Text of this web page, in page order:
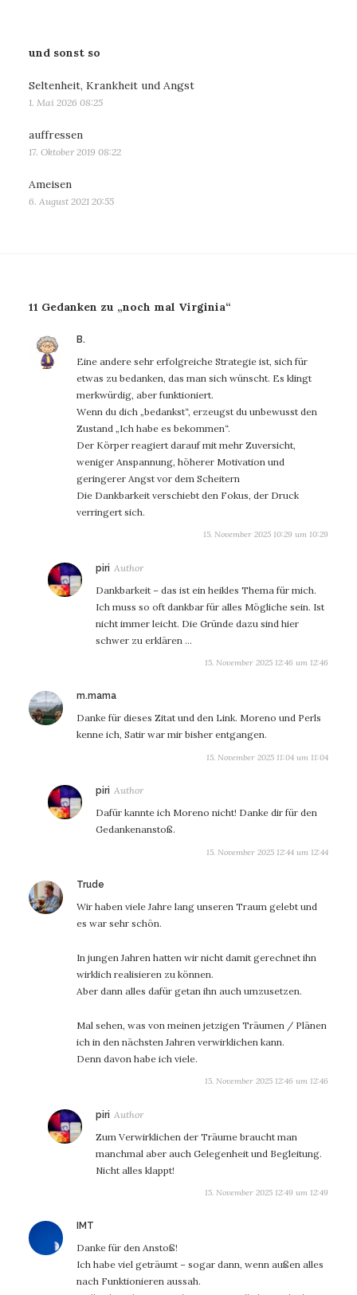
und sonst so
Seltenheit, Krankheit und Angst
1. Mai 2026 08:25
auffressen
17. Oktober 2019 08:22
Ameisen
6. August 2021 20:55
11 Gedanken zu „noch mal Virginia“
B.
Eine andere sehr erfolgreiche Strategie ist, sich für
etwas zu bedanken, das man sich wünscht. Es klingt
merkwürdig, aber funktioniert.
Wenn du dich „bedankst“, erzeugst du unbewusst den
Zustand „Ich habe es bekommen“.
Der Körper reagiert darauf mit mehr Zuversicht,
weniger Anspannung, höherer Motivation und
geringerer Angst vor dem Scheitern
Die Dankbarkeit verschiebt den Fokus, der Druck
verringert sich.
15. November 2025 10:29 um 10:29
piri sagt:
Dankbarkeit – das ist ein heikles Thema für mich.
Ich muss so oft dankbar für alles Mögliche sein. Ist
nicht immer leicht. Die Gründe dazu sind hier
schwer zu erklären …
15. November 2025 12:46 um 12:46
m.mamasagt:
Danke für dieses Zitat und den Link. Moreno und Perls
kenne ich, Satir war mir bisher entgangen.
15. November 2025 11:04 um 11:04
piri sagt:
Dafür kannte ich Moreno nicht! Danke dir für den
Gedankenanstoß.
15. November 2025 12:44 um 12:44
Trude
Wir haben viele Jahre lang unseren Traum gelebt und
es war sehr schön.
In jungen Jahren hatten wir nicht damit gerechnet ihn
wirklich realisieren zu können.
Aber dann alles dafür getan ihn auch umzusetzen.
Mal sehen, was von meinen jetzigen Träumen / Plänen
ich in den nächsten Jahren verwirklichen kann.
Denn davon habe ich viele.
15. November 2025 12:46 um 12:46
piri sagt:
Zum Verwirklichen der Träume braucht man
manchmal aber auch Gelegenheit und Begleitung.
Nicht alles klappt!
15. November 2025 12:49 um 12:49
IMT
Danke für den Anstoß!
Ich habe viel geträumt – sogar dann, wenn außen alles
nach Funktionieren aussah.